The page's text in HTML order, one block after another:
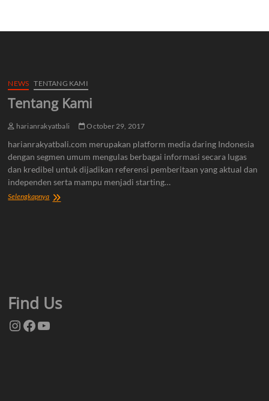
NEWS TENTANG KAMI
Tentang Kami
harianrakyatbali October 29, 2017
harianrakyatbali.com merupakan platform media daring Indonesia
dengan segmen umum mengulas berbagai informasi secara lugas
dan kredibel untuk dijadikan referensi pemberitaan yang aktual dan
independen serta mampu menjadi starting…
SelengkapnyaTentang
Find Us
Instagram
Facebook
YouTube